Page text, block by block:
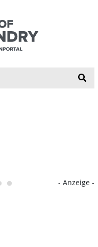
- Anzeige -